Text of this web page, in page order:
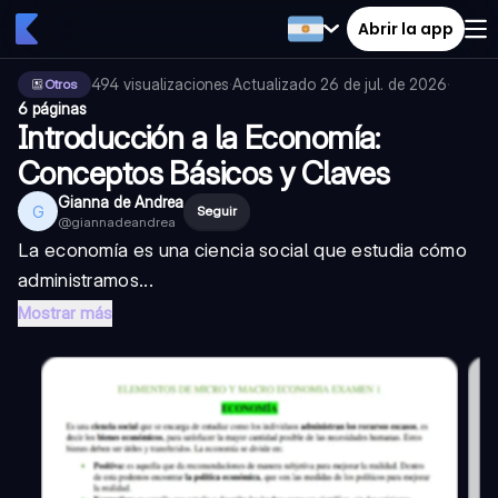
Abrir la app
Otros 494 visualizaciones·Actualizado 26 de jul. de 2026·
6 páginas
Introducción a la Economía:
Conceptos Básicos y Claves
G Gianna de Andrea
@giannadeandrea
Seguir
La economía es una ciencia social que estudia cómo
administramos...
Mostrar más